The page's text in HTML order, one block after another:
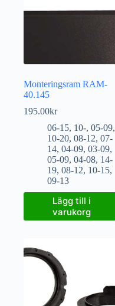
Monteringsram RAM-
40.145
195.00kr
06-15, 10-, 05-09,
10-20, 08-12, 07-
14, 04-09, 03-09,
05-09, 04-08, 14-
19, 08-12, 10-15,
09-13
Lägg till i
varukorg